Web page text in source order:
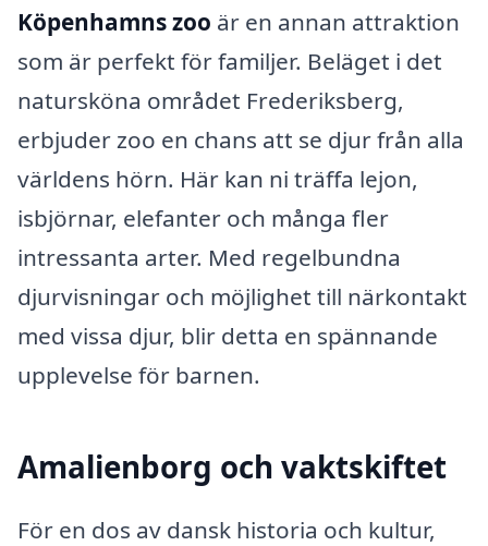
Köpenhamns zoo är en annan attraktion
som är perfekt för familjer. Beläget i det
natursköna området Frederiksberg,
erbjuder zoo en chans att se djur från alla
världens hörn. Här kan ni träffa lejon,
isbjörnar, elefanter och många fler
intressanta arter. Med regelbundna
djurvisningar och möjlighet till närkontakt
med vissa djur, blir detta en spännande
upplevelse för barnen.
Amalienborg och vaktskiftet
För en dos av dansk historia och kultur,